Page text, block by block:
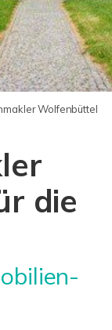
Wolfenbüttel
die